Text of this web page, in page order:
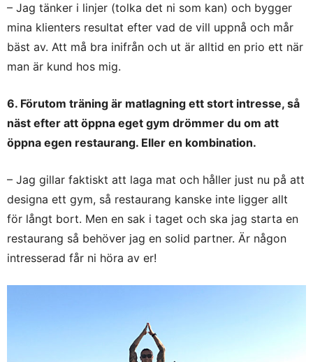
– Jag tänker i linjer (tolka det ni som kan) och bygger
mina klienters resultat efter vad de vill uppnå och mår
bäst av. Att må bra inifrån och ut är alltid en prio ett när
man är kund hos mig.
6. Förutom träning är matlagning ett stort intresse, så
näst efter att öppna eget gym drömmer du om att
öppna egen restaurang. Eller en kombination.
– Jag gillar faktiskt att laga mat och håller just nu på att
designa ett gym, så restaurang kanske inte ligger allt
för långt bort. Men en sak i taget och ska jag starta en
restaurang så behöver jag en solid partner. Är någon
intresserad får ni höra av er!